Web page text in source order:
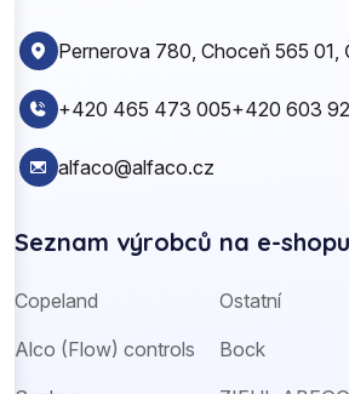
Pernerova 780, Choceň 565 01,
+420 465 473 005+420 603
alfaco@alfaco.cz
Seznam výrobců na e-shopu
Copeland
Alco (Flow) controls
Ostatní
Bock